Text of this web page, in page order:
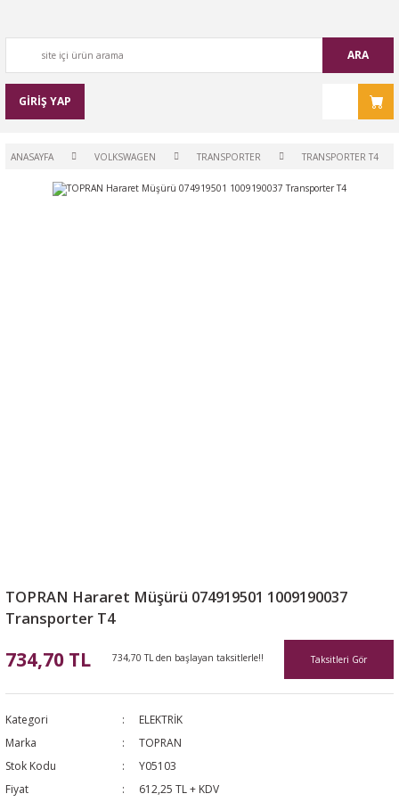
ARA
GİRİŞ YAP
ANASAYFA VOLKSWAGEN TRANSPORTER TRANSPORTER T4
TOPRAN Hararet Müşürü 074919501 1009190037
Transporter T4
734,70 TL 734,70 TL den başlayan taksitlerle!! Taksitleri Gör
Kategori
ELEKTRİK
Marka
TOPRAN
Stok Kodu
Y05103
Fiyat
612,25 TL + KDV